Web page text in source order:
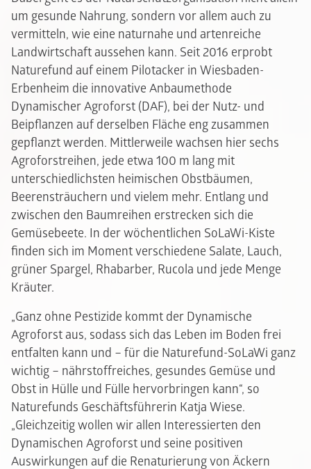
um gesunde Nahrung, sondern vor allem auch zu
vermitteln, wie eine naturnahe und artenreiche
Landwirtschaft aussehen kann. Seit 2016 erprobt
Naturefund auf einem Pilotacker in Wiesbaden-
Erbenheim die innovative Anbaumethode
Dynamischer Agroforst (DAF), bei der Nutz- und
Beipflanzen auf derselben Fläche eng zusammen
gepflanzt werden. Mittlerweile wachsen hier sechs
Agroforstreihen, jede etwa 100 m lang mit
unterschiedlichsten heimischen Obstbäumen,
Beerensträuchern und vielem mehr. Entlang und
zwischen den Baumreihen erstrecken sich die
Gemüsebeete. In der wöchentlichen SoLaWi-Kiste
finden sich im Moment verschiedene Salate, Lauch,
grüner Spargel, Rhabarber, Rucola und jede Menge
Kräuter.
„Ganz ohne Pestizide kommt der Dynamische
Agroforst aus, sodass sich das Leben im Boden frei
entfalten kann und – für die Naturefund-SoLaWi ganz
wichtig – nährstoffreiches, gesundes Gemüse und
Obst in Hülle und Fülle hervorbringen kann“, so
Naturefunds Geschäftsführerin Katja Wiese.
„Gleichzeitig wollen wir allen Interessierten den
Dynamischen Agroforst und seine positiven
Auswirkungen auf die Renaturierung von Äckern